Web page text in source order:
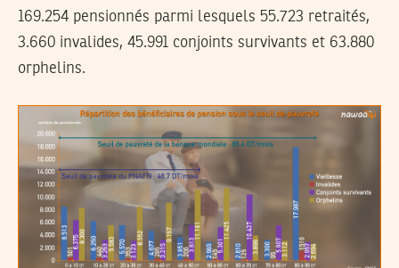
169.254 pensionnés parmi lesquels 55.723 retraités,
3.660 invalides, 45.991 conjoints survivants et 63.880
orphelins.